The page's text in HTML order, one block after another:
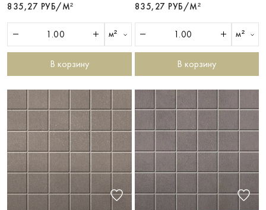
835,27 РУБ/М²
м²
В корзину
835,27 РУБ/М²
м²
В корзину